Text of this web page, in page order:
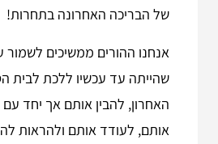
של הבריכה האחרונה בתחרות!
אנחנו ההורים ממשיכים
שהייתה עד עכשיו ללכת לבית
האחרון, להבין אותם אך יחד
אותם, לעודד אותם ולהראות